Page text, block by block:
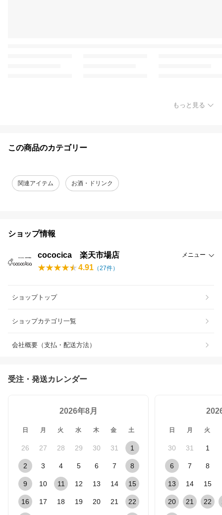
もっと見る
この商品のカテゴリー
関連アイテム お酒・ドリンク
ショップ情報
cococica 楽天市場店 メニュー
4.91 （27件）
ショップトップ
ショップカテゴリ一覧
会社概要（支払・配送方法）
受注・発送カレンダー
2026年8月
日 月 火 水 木 金 土
26 27 28 29 30 31 1
2 3 4 5 6 7 8
9 10 11 12 13 14 15
16 17 18 19 20 21 22
日 月 火
30 31 1
6 7 8
13 14 15
20 21 22